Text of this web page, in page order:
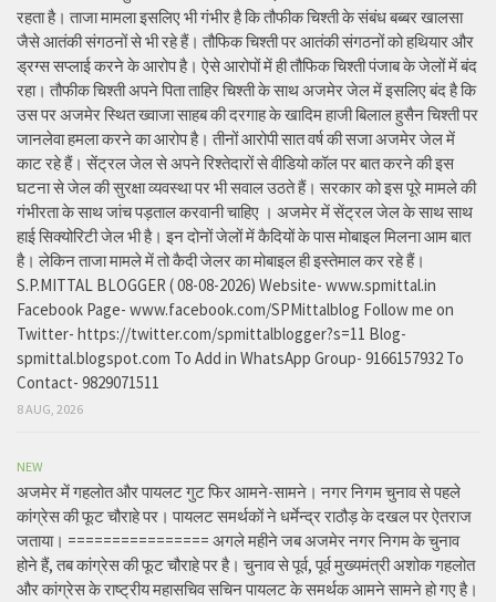
रहता है। ताजा मामला इसलिए भी गंभीर है कि तौफीक चिश्ती के संबंध बब्बर खालसा
जैसे आतंकी संगठनों से भी रहे हैं। तौफिक चिश्ती पर आतंकी संगठनों को हथियार और
ड्रग्स सप्लाई करने के आरोप है। ऐसे आरोपों में ही तौफिक चिश्ती पंजाब के जेलों में बंद
रहा। तौफीक चिश्ती अपने पिता ताहिर चिश्ती के साथ अजमेर जेल में इसलिए बंद है कि
उस पर अजमेर स्थित ख्वाजा साहब की दरगाह के खादिम हाजी बिलाल हुसैन चिश्ती पर
जानलेवा हमला करने का आरोप है। तीनों आरोपी सात वर्ष की सजा अजमेर जेल में
काट रहे हैं। सेंट्रल जेल से अपने रिश्तेदारों से वीडियो कॉल पर बात करने की इस
घटना से जेल की सुरक्षा व्यवस्था पर भी सवाल उठते हैं। सरकार को इस पूरे मामले की
गंभीरता के साथ जांच पड़ताल करवानी चाहिए । अजमेर में सेंट्रल जेल के साथ साथ
हाई सिक्योरिटी जेल भी है। इन दोनों जेलों में कैदियों के पास मोबाइल मिलना आम बात
है। लेकिन ताजा मामले में तो कैदी जेलर का मोबाइल ही इस्तेमाल कर रहे हैं।
S.P.MITTAL BLOGGER ( 08-08-2026) Website- www.spmittal.in
Facebook Page- www.facebook.com/SPMittalblog Follow me on
Twitter- https://twitter.com/spmittalblogger?s=11 Blog-
spmittal.blogspot.com To Add in WhatsApp Group- 9166157932 To
Contact- 9829071511
8 AUG, 2026
NEW
अजमेर में गहलोत और पायलट गुट फिर आमने-सामने। नगर निगम चुनाव से पहले
कांग्रेस की फूट चौराहे पर। पायलट समर्थकों ने धर्मेन्द्र राठौड़ के दखल पर ऐतराज
जताया। ================ अगले महीने जब अजमेर नगर निगम के चुनाव
होने हैं, तब कांग्रेस की फूट चौराहे पर है। चुनाव से पूर्व, पूर्व मुख्यमंत्री अशोक गहलोत
और कांग्रेस के राष्ट्रीय महासचिव सचिन पायलट के समर्थक आमने सामने हो गए है।